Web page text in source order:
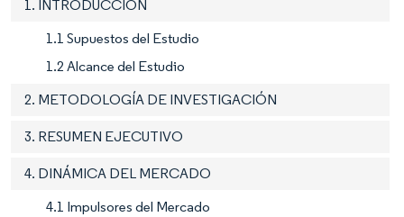
1. INTRODUCCIÓN
1.1 Supuestos del Estudio
1.2 Alcance del Estudio
2. METODOLOGÍA DE INVESTIGACIÓN
3. RESUMEN EJECUTIVO
4. DINÁMICA DEL MERCADO
4.1 Impulsores del Mercado